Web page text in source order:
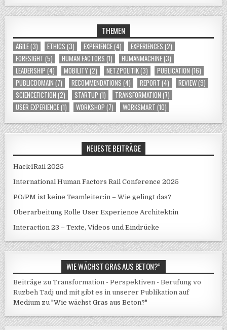
THEMEN
AGILE(3) ETHICS (3) EXPERIENCE(4) EXPERIENCES (2)
FORESIGHT (5) HUMAN FACTORS (1) HUMANMACHINE(3)
LEADERSHIP (4) MOBILITY(2) NETZPOLITIK(3) PUBLICATION (16)
PUBLICDOMAIN (7) RECOMMENDATIONS (4) REPORT (4) REVIEW(9)
SCIENCEFICTION (2) STARTUP (1) TRANSFORMATION (7)
USER EXPERIENCE(1) WORKSHOP (7) WORKSMART (10)
NEUESTE BEITRÄGE
Hack4Rail 2025
International Human Factors Rail Conference 2025
PO/PM ist keine Teamleiter:in – Wie gelingt das?
Überarbeitung Rolle User Experience Architekt:in
Interaction 23 – Texte, Videos und Eindrücke
WIE WÄCHST GRAS AUS BETON?”
Beiträge zu Transformation - Perspektiven - Berufung vo
Ruzbeh Tadj und mit gibt es in unserer Publikation auf
Medium zu "Wie wächst Gras aus Beton?"